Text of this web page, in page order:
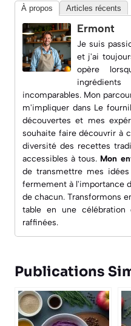
À propos Articles récents
Ermont
Je suis
et j'ai
opère
incomparables. Mon
m'impliquer dans Le
découvertes et mes
souhaite faire découvrir à
diversité des recettes
accessibles à tous. Mon
de transmettre mes
fermement à l'importance
de chacun. Transformons
table en une célébration
raffinées.
Publications